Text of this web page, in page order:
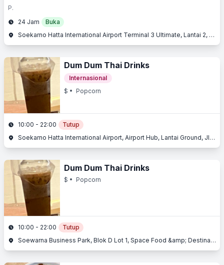
P.
24 Jam
Buka
Soekarno Hatta International Airport Terminal 3 Ultimate, Lantai 2, Jl. Raya Bandara, Benda, Tangerang, Banten
Dum Dum Thai Drinks
Internasional
$ • Popcorn
10:00 - 22:00
Tutup
Soekarno Hatta International Airport, Airport Hub, Lantai Ground, Jl. Husein Sastranegara, Benda, Tangerang, Banten
Dum Dum Thai Drinks
$ • Popcorn
10:00 - 22:00
Tutup
Soewarna Business Park, Blok D Lot 1, Space Food &amp; Destination, Jl. Cengkareng Golf Club, Benda, Tangerang, Banten